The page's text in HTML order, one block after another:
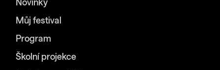
Novinky
Můj festival
Program
Školní projekce